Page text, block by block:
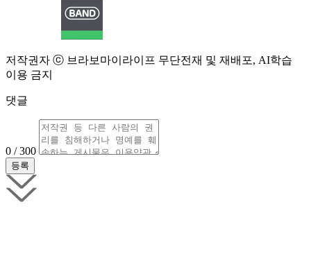
저작권자 ⓒ 브라보마이라이프 무단전재 및 재배포, AI학습
이용 금지
댓글
0 / 300